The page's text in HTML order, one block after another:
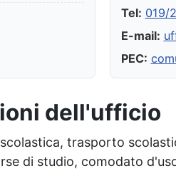
Tel: 019/
E-mail:
PEC:
dell'ufficio
trasporto
di studio, comodato